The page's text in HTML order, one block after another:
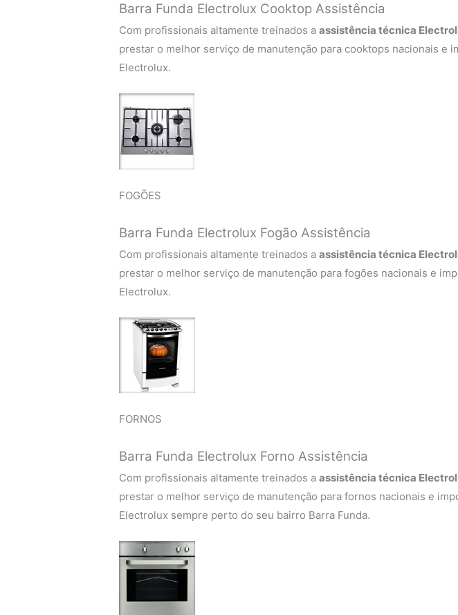
Barra Funda Electrolux Cooktop Assistência
Com profissionais altamente treinados aassistência técnica
prestar o melhor serviço de manutenção para cooktops nacionais e
Electrolux.
FOGÕES
Barra Funda Electrolux Fogão Assistência
Com profissionais altamente treinados aassistência técnica
prestar o melhor serviço de manutenção para fogões nacionais e
Electrolux.
FORNOS
Barra Funda Electrolux Forno Assistência
Com profissionais altamente treinados aassistência técnica
prestar o melhor serviço de manutenção para fornos nacionais e
Electrolux sempre perto do seu bairro Barra Funda.